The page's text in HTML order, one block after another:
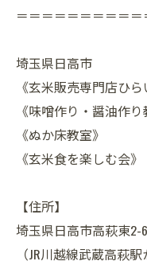
＝＝＝＝＝＝＝＝＝
埼玉県日高市
《玄米販売専門店ひら
《味噌作り・醤油作り
《ぬか床教室》
《玄米食を楽しむ会》
【住所】
埼玉県日高市高萩東2-
（JR川越線武蔵高萩駅